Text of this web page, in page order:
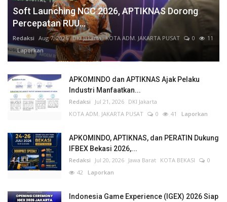
Soft Launching NCC 2026, APTIKNAS Dorong
Percepatan RUU...
Redaksi Aug 7, 2026 DKI Jakarta KOTA ADM. JAKARTA PUSAT 0
11
Laporkan
APKOMINDO dan APTIKNAS Ajak Pelaku
Industri Manfaatkan...
Redaksi Jul 21, 2026 DKI Jakarta
KOTA ADM. JAKARTA PUSAT
0 41 Laporkan
APKOMINDO, APTIKNAS, dan PERATIN Dukung
IFBEX Bekasi 2026,...
Redaksi Jul 20, 2026 Jawa Barat KOTA BEKASI
0
42 Laporkan
Indonesia Game Experience (IGEX) 2026 Siap